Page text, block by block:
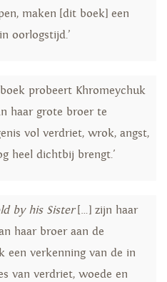
maken [dit boek] een
oorlogstijd.’
probeert Khromeychuk
haar grote broer te
vol verdriet, wrok, angst,
heel dichtbij brengt.'
by his Sister[…] zijn haar
haar broer aan de
een verkenning van de in
van verdriet, woede en